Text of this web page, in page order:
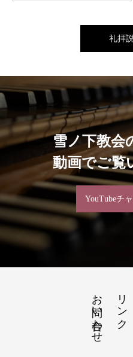
礼拝
雪ノ下教会
動画でご覧
YouTubeチ
リンク
お問い合わせ